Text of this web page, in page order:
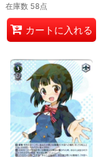
在庫数 58点
カートに入れる